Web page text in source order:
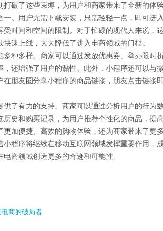
破了这些束缚，为用户和商家带来了全新的体验
。用户无需下载安装，只需轻轻一点，即可进
时间和空间的限制。对于忙碌的现代人来说，
速上线，大大降低了进入电商领域的门槛。
多种多样。商家可以通过发放优惠券、举办限时
还增强了用户的黏性。此外，小程序还可以与
朋友圈分享小程序的商品链接，朋友点击链接
了有力的支持。商家可以通过分析用户的行为
史和购买记录，为用户推荐个性化的商品，提
加便捷、高效的购物体验，还为商家带来了更
程序将继续在移动互联网领域发挥重要作用，
商领域创造更多的奇迹和可能性。
商的破局者